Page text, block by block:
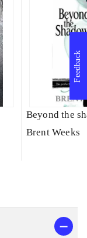
Beyond the
Brent Weeks
Feedback